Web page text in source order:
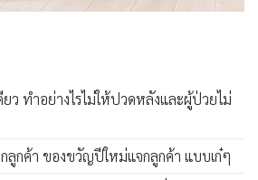
ว ทำอย่างไรไม่ให้ปวดหลังและผู้ป่วยไม่
ลูกค้า ของขวัญปีใหม่แจกลูกค้า แบบเก๋ๆ